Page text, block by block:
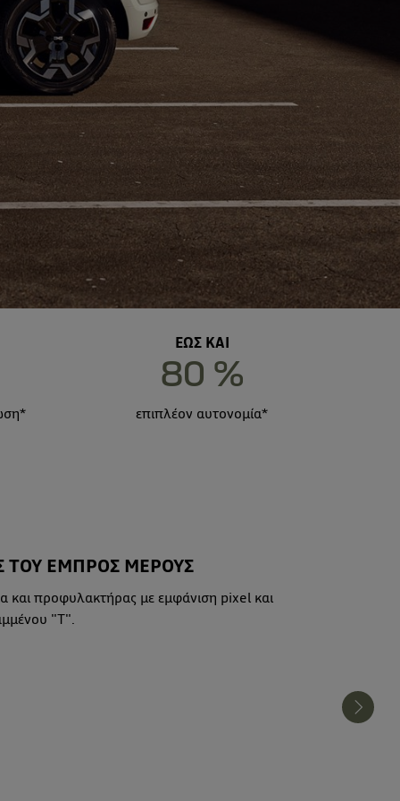
ΕΩΣ ΚΑΙ
80 %
επιπλέον αυτονομία*
ΤΟΥ ΕΜΠΡΟΣ ΜΕΡΟΥΣ
και προφυλακτήρας με εμφάνιση pixel και
"T".